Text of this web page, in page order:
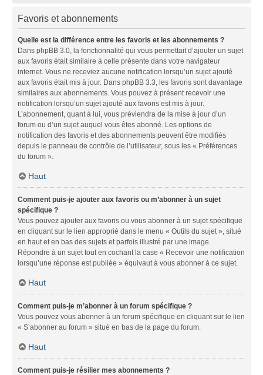
Favoris et abonnements
Quelle est la différence entre les favoris et les abonnements ?
Dans phpBB 3.0, la fonctionnalité qui vous permettait d’ajouter un sujet
aux favoris était similaire à celle présente dans votre navigateur
internet. Vous ne receviez aucune notification lorsqu’un sujet ajouté
aux favoris était mis à jour. Dans phpBB 3.3, les favoris sont davantage
similaires aux abonnements. Vous pouvez à présent recevoir une
notification lorsqu’un sujet ajouté aux favoris est mis à jour.
L’abonnement, quant à lui, vous préviendra de la mise à jour d’un
forum ou d’un sujet auquel vous êtes abonné. Les options de
notification des favoris et des abonnements peuvent être modifiés
depuis le panneau de contrôle de l’utilisateur, sous les « Préférences
du forum ».
Haut
Comment puis-je ajouter aux favoris ou m’abonner à un sujet
spécifique ?
Vous pouvez ajouter aux favoris ou vous abonner à un sujet spécifique
en cliquant sur le lien approprié dans le menu « Outils du sujet », situé
en haut et en bas des sujets et parfois illustré par une image.
Répondre à un sujet tout en cochant la case « Recevoir une notification
lorsqu’une réponse est publiée » équivaut à vous abonner à ce sujet.
Haut
Comment puis-je m’abonner à un forum spécifique ?
Vous pouvez vous abonner à un forum spécifique en cliquant sur le lien
« S’abonner au forum » situé en bas de la page du forum.
Haut
Comment puis-je résilier mes abonnements ?